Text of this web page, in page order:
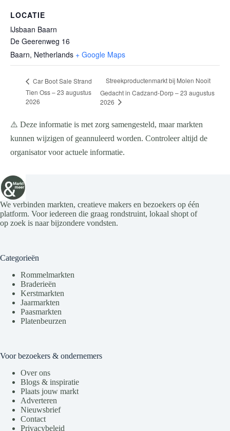
LOCATIE
IJsbaan Baarn
De Geerenweg 16
Baarn, Netherlands + Google Maps
Car Boot Sale Strand
Tien Oss – 23 augustus
2026
Streekproductenmarkt bij Molen Nooit
Gedacht in Cadzand-Dorp – 23 augustus
2026
⚠️ Deze informatie is met zorg samengesteld, maar markten
kunnen wijzigen of geannuleerd worden. Controleer altijd de
organisator voor actuele informatie.
We verbinden markten, creatieve makers en bezoekers op één
platform. Voor iedereen die graag rondstruint, lokaal shopt of
op zoek is naar bijzondere vondsten.
Categorieën
Rommelmarkten
Braderieën
Kerstmarkten
Jaarmarkten
Paasmarkten
Platenbeurzen
Voor bezoekers & ondernemers
Over ons
Blogs & inspiratie
Plaats jouw markt
Adverteren
Nieuwsbrief
Contact
Privacybeleid